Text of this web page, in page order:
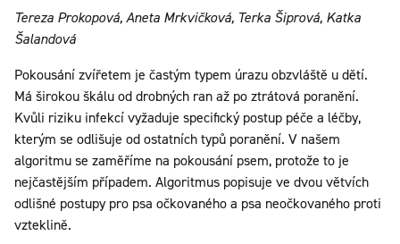
Tereza Prokopová, Aneta Mrkvičková, Terka Šiprová, Katka
Šalandová
Pokousání zvířetem je častým typem úrazu obzvláště u dětí.
Má širokou škálu od drobných ran až po ztrátová poranění.
Kvůli riziku infekcí vyžaduje specifický postup péče a léčby,
kterým se odlišuje od ostatních typů poranění. V našem
algoritmu se zaměříme na pokousání psem, protože to je
nejčastějším případem. Algoritmus popisuje ve dvou větvích
odlišné postupy pro psa očkovaného a psa neočkovaného proti
vzteklině.